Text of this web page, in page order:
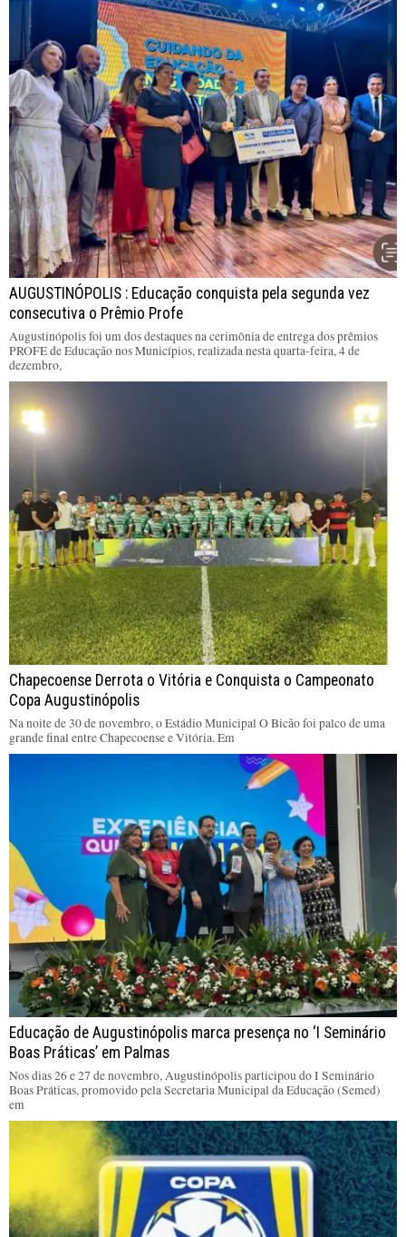
AUGUSTINÓPOLIS : Educação conquista pela segunda vez
consecutiva o Prêmio Profe
Augustinópolis foi um dos destaques na cerimônia de entrega dos prêmios
PROFE de Educação nos Municípios, realizada nesta quarta-feira, 4 de
dezembro,
Chapecoense Derrota o Vitória e Conquista o Campeonato
Copa Augustinópolis
Na noite de 30 de novembro, o Estádio Municipal O Bicão foi palco de uma
grande final entre Chapecoense e Vitória. Em
Educação de Augustinópolis marca presença no ‘I Seminário
Boas Práticas’ em Palmas
Nos dias 26 e 27 de novembro, Augustinópolis participou do I Seminário
Boas Práticas, promovido pela Secretaria Municipal da Educação (Semed)
em